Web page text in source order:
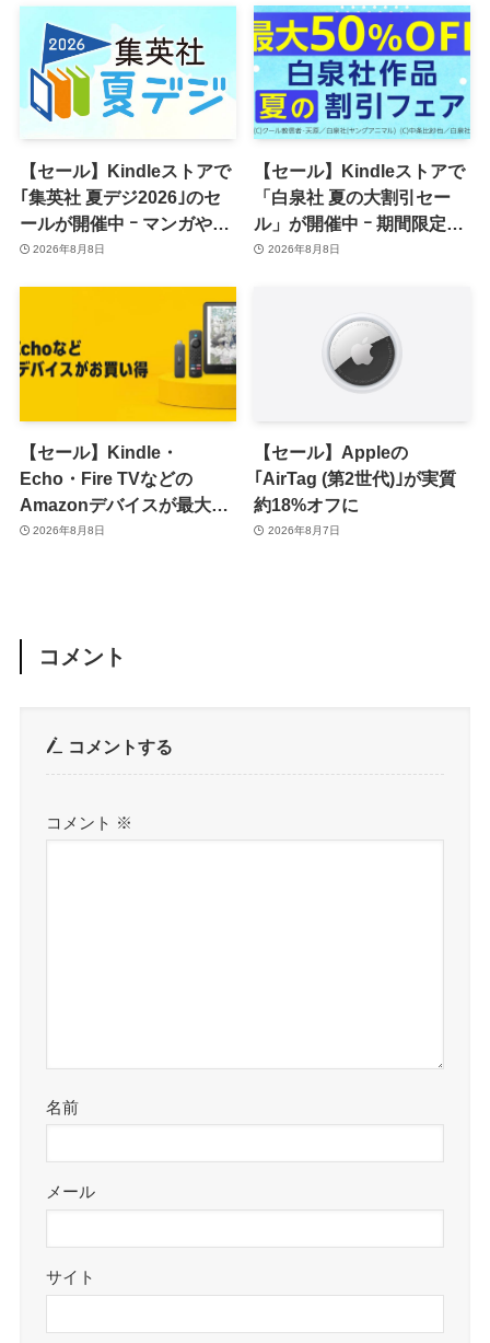
【セール】Kindleストアで
｢集英社 夏デジ2026｣のセ
ールが開催中 ｰ マンガや写
真集など1,000冊以上が
2026年8月8日
【セール】Kindleストアで
「白泉社 夏の大割引セー
ル」が開催中 ｰ 期間限定
70％オフや全巻50％オフな
2026年8月8日
【セール】Kindle・
Echo・Fire TVなどの
Amazonデバイスが最大
31%オフに
2026年8月8日
【セール】Appleの
｢AirTag (第2世代)｣が実質
約18%オフに
2026年8月7日
コメント
コメントする
コメント ※
名前
メール
サイト